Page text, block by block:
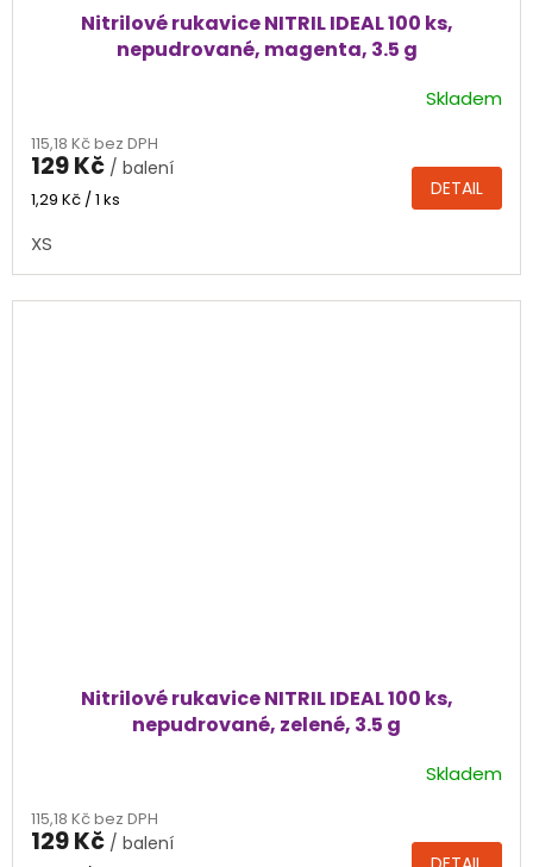
Nitrilové rukavice NITRIL IDEAL 100 ks,
nepudrované, magenta, 3.5 g
produktu
je
5,0
5
hvězdiček.
Skladem
115,18 Kč bez DPH
129 Kč / balení
Měrná
1,29 Kč / 1 ks DETAIL
XS
Nitrilové rukavice NITRIL IDEAL 100 ks,
nepudrované, zelené, 3.5 g
produktu
je
Skladem
115,18 Kč bez DPH
129 Kč / balení